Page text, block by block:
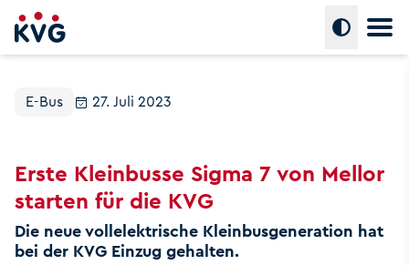
E-Bus 27. Juli 2023
Erste Kleinbusse Sigma 7 von Mellor
starten für die KVG
Die neue vollelektrische Kleinbusgeneration hat
bei der KVG Einzug gehalten.